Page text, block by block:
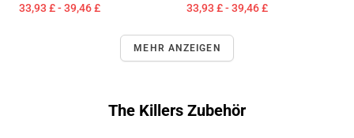
33,93 £ - 39,46 £ 33,93 £ - 39,46 £
MEHR ANZEIGEN
The Killers Zubehör